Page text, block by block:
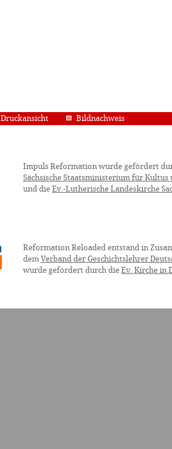
Druckansicht Bildnachweis
Impuls Reformation wurde gefördert
Sächsische Staatsministerium für Kultus
und die Ev.-Lutherische Landeskirche
Reformation Reloaded entstand in
dem Verband der Geschichtslehrer
wurde gefördert durch die Ev. Kirche in